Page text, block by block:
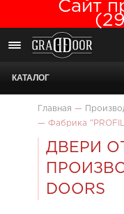
Сайт
КАТАЛОГ
Главная —
— Фабрика
ДВЕРИ ОТ
DOORS